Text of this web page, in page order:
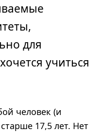
для
учиться
человек (и
17,5 лет. Нет